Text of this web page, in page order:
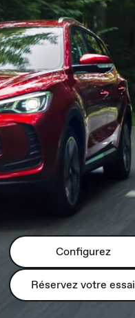
Configurez
Réservez votre essai